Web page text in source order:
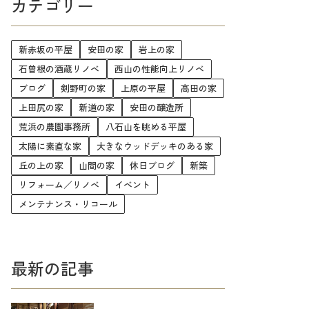
カテゴリー
新赤坂の平屋 安田の家
岩上の家
石曽根の酒蔵リノベ
西山の性能向上リノベ
ブログ
剣野町の家 上原の平屋
高田の家
上田尻の家
新道の家
安田の醸造所
荒浜の農園事務所
八石山を眺める平屋
太陽に素直な家
大きなウッドデッキのある家
丘の上の家
山間の家 休日ブログ
新築
リフォーム／リノベ
イベント
メンテナンス・リコール
最新の記事